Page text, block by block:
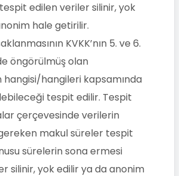
edilen veriler silinir, yok
hale getirilir.
KVKK’nın 5. ve 6.
öngörülmüş olan
hangileri kapsamında
tespit edilir. Tespit
çerçevesinde verilerin
makul süreler tespit
sürelerin sona ermesi
silinir, yok edilir ya da anonim